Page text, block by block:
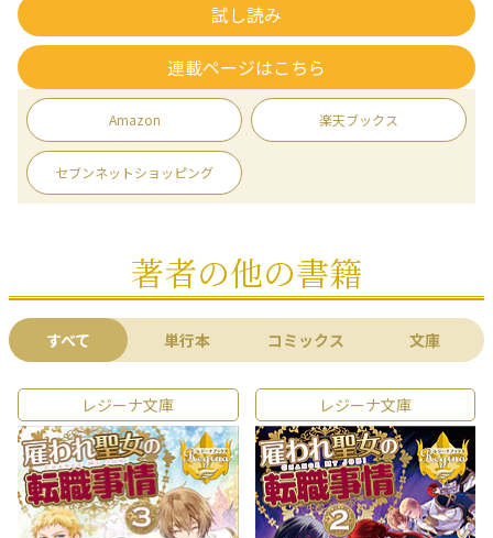
試し読み
連載ページはこちら
Amazon 楽天ブックス
セブンネットショッピング
著者の他の書籍
すべて 単行本 コミックス 文庫
レジーナ文庫 レジーナ文庫